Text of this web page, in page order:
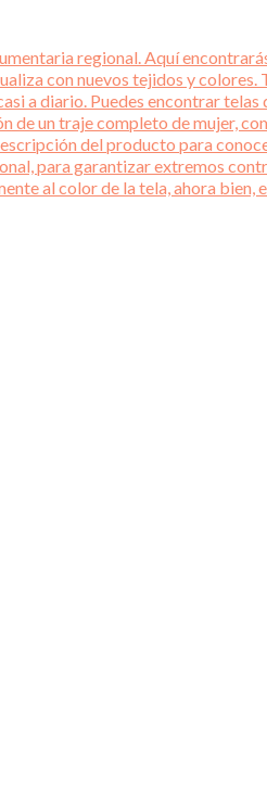
regional. Aquí
con nuevos tejidos y
a diario. Puedes encontrar
un traje completo de mujer,
del producto para
para garantizar extremos
al color de la tela, ahora bien,